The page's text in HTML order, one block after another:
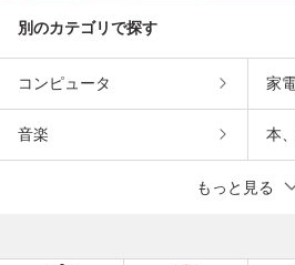
別のカテゴリで探す
コンピュータ 家
音楽 本
もっと見る